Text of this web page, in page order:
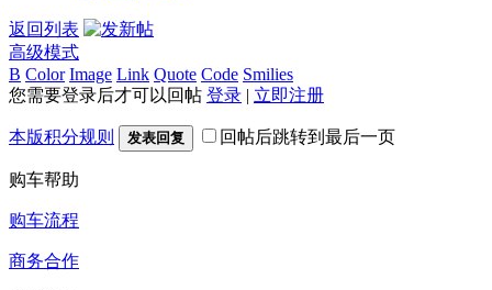
返回列表
高级模式
B Color Image Link Quote Code Smilies
您需要登录后才可以回帖 登录 | 立即注册
本版积分规则 发表回复 回帖后跳转到最后一页
购车帮助
购车流程
商务合作